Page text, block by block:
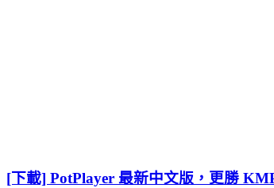
[下載] PotPlayer 最新中文版，更勝